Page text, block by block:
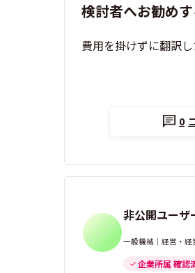
検討者へお勧め
費用を掛けずに翻訳
0
非公開ユーザ
一般機械｜経営・経
企業所属 確認